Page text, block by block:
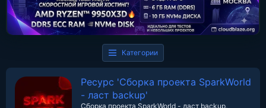
Категории
Ресурс 'Сборка проекта SparkWorld
- ласт backup'
Сборка проекта SparkWorld - ласт backup,